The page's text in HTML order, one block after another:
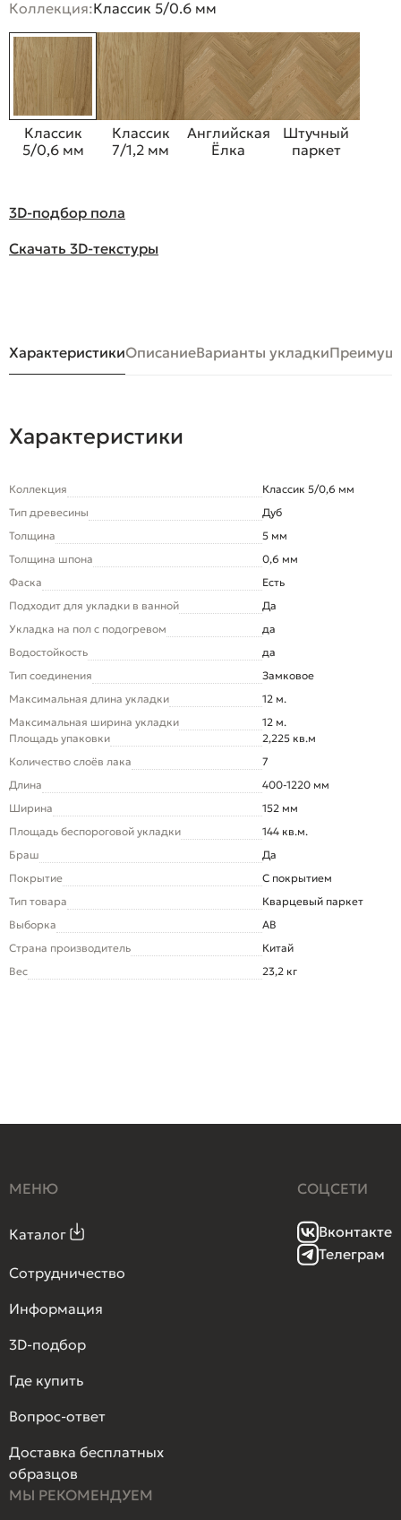
Коллекция:Классик 5/0.6 мм
Классик
5/0,6 мм
Классик
7/1,2 мм
Английская
Ёлка
Штучный
паркет
3D-подбор пола
Скачать 3D-текстуры
ХарактеристикиОписаниеВарианты укладки
Характеристики
Коллекция
Классик 5/0,6 мм
Тип древесины
Дуб
Толщина
5 мм
Толщина шпона
0,6 мм
Фаска
Есть
Подходит для укладки в ванной
Да
Укладка на пол c подогревом
да
Водостойкость
да
Тип соединения
Замковое
Максимальная длина укладки
12 м.
Максимальная ширина укладки
12 м.
Площадь упаковки
2,225 кв.м
Количество слоёв лака
7
Длина
400-1220 мм
Ширина
152 мм
Площадь беспороговой укладки
144 кв.м.
Браш
Да
Покрытие
С покрытием
Тип товара
Кварцевый паркет
Выборка
AB
Страна производитель
Китай
Вес
23,2 кг
МЕНЮ
Каталог
Сотрудничество
Информация
3D-подбор
Где купить
Вопрос-ответ
Доставка бесплатных
образцов
СОЦСЕТИ
Вконтакте
Телеграм
МЫ РЕКОМЕНДУЕМ